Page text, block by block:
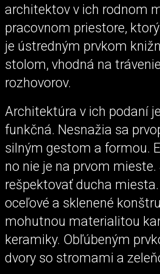
architektov v ich rodnom
pracovnom priestore,
je ústredným prvkom
stolom, vhodná na
rozhovorov.
Architektúra v ich podaní
funkčná. Nesnažia sa
silným gestom a formou.
no nie je na prvom
rešpektovať ducha
oceľové a sklenené
mohutnou materialitou
keramiky. Obľúbeným
dvory so stromami a